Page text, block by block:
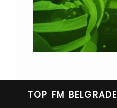
TOP FM BELGRADE